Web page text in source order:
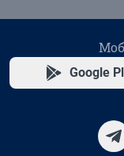
Google